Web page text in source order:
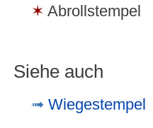
Abrollstempel
Siehe auch
Wiegestempel